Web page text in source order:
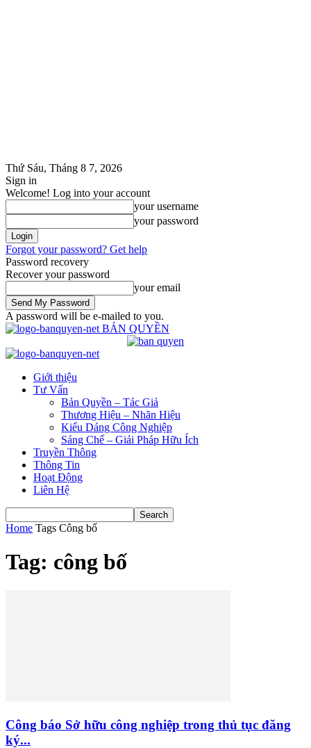
Thứ Sáu, Tháng 8 7, 2026
Sign in
Welcome! Log into your account
your username
your password
Forgot your password? Get help
Password recovery
Recover your password
your email
A password will be e-mailed to you.
BẢN QUYỀN
Giới thiệu
Tư Vấn
Bản Quyền – Tác Giả
Thương Hiệu – Nhãn Hiệu
Kiểu Dáng Công Nghiệp
Sáng Chế – Giải Pháp Hữu Ích
Truyền Thông
Thông Tin
Hoạt Động
Liên Hệ
Home Tags Công bố
Tag: công bố
Công báo Sở hữu công nghiệp trong thủ tục đăng
ký...